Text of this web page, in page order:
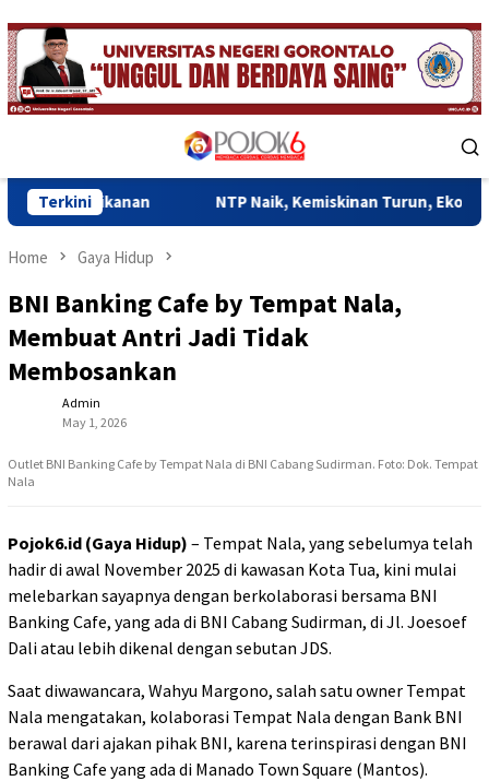
Skip
to
content
Menu
TerkiniNTP Naik, Kemiskinan Turun, Ekonomi Gorontalo
Home Gaya Hidup
BNI Banking Cafe by Tempat Nala,
Membuat Antri Jadi Tidak
Membosankan
Admin
May 1, 2026
Outlet BNI Banking Cafe by Tempat Nala di BNI Cabang Sudirman. Foto: Dok. Tempat
Nala
Pojok6.id (Gaya Hidup) – Tempat Nala, yang sebelumya telah
hadir di awal November 2025 di kawasan Kota Tua, kini mulai
melebarkan sayapnya dengan berkolaborasi bersama BNI
Banking Cafe, yang ada di BNI Cabang Sudirman, di Jl. Joesoef
Dali atau lebih dikenal dengan sebutan JDS.
Saat diwawancara, Wahyu Margono, salah satu owner Tempat
Nala mengatakan, kolaborasi Tempat Nala dengan Bank BNI
berawal dari ajakan pihak BNI, karena terinspirasi dengan BNI
Banking Cafe yang ada di Manado Town Square (Mantos).